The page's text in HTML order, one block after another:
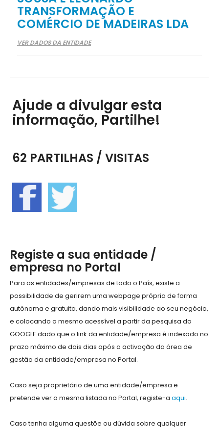
TRANSFORMAÇÃO E
COMÉRCIO DE MADEIRAS LDA
VER DADOS DA ENTIDADE
Ajude a divulgar esta
informação, Partilhe!
62 PARTILHAS / VISITAS
Registe a sua entidade /
empresa no Portal
Para as entidades/empresas de todo o País, existe a
possibilidade de gerirem uma webpage própria de forma
autónoma e gratuita, dando mais visibilidade ao seu negócio,
e colocando o mesmo acessível a partir da pesquisa do
GOOGLE dado que o link da entidade/empresa é indexado no
prazo máximo de dois dias após a activação da área de
gestão da entidade/empresa no Portal.
Caso seja proprietário de uma entidade/empresa e
pretende ver a mesma listada no Portal, registe-a aqui.
Caso tenha alguma questõe ou dúvida sobre qualquer